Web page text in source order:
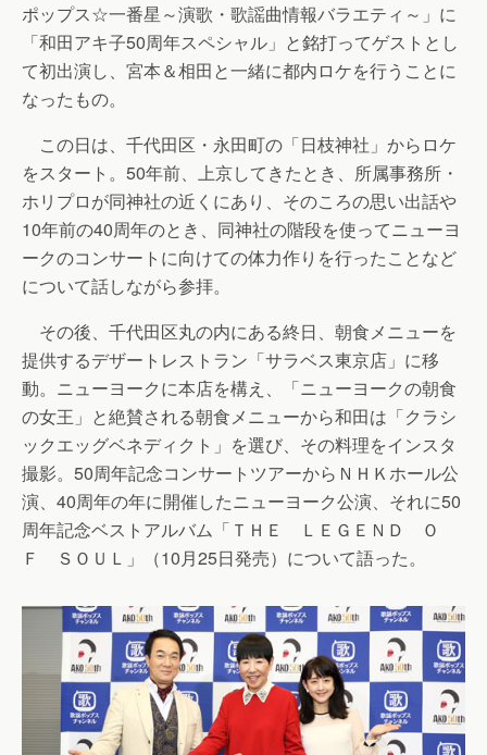
ポップス☆一番星～演歌・歌謡曲情報バラエティ～」に
「和田アキ子50周年スペシャル」と銘打ってゲストとし
て初出演し、宮本＆相田と一緒に都内ロケを行うことに
なったもの。
この日は、千代田区・永田町の「日枝神社」からロケ
をスタート。50年前、上京してきたとき、所属事務所・
ホリプロが同神社の近くにあり、そのころの思い出話や
10年前の40周年のとき、同神社の階段を使ってニューヨ
ークのコンサートに向けての体力作りを行ったことなど
について話しながら参拝。
その後、千代田区丸の内にある終日、朝食メニューを
提供するデザートレストラン「サラベス東京店」に移
動。ニューヨークに本店を構え、「ニューヨークの朝食
の女王」と絶賛される朝食メニューから和田は「クラシ
ックエッグベネディクト」を選び、その料理をインスタ
撮影。50周年記念コンサートツアーからＮＨＫホール公
演、40周年の年に開催したニューヨーク公演、それに50
周年記念ベストアルバム「ＴＨＥ ＬＥＧＥＮＤ Ｏ
Ｆ ＳＯＵＬ」（10月25日発売）について語った。